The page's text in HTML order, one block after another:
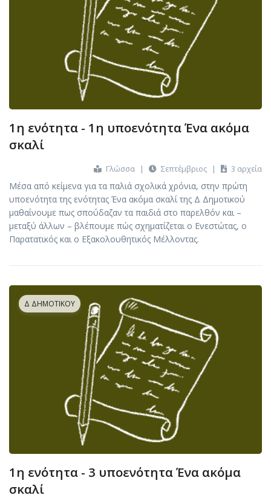
1η ενότητα - 1η υποενότητα Ένα ακόμα
σκαλί
Γλώσσα | Σεπτέμβριος | 3 αρχεία
Μέσα από κείμενα για τα παλιά σχολικά χρόνια, στην πρώτη
υποενότητα της ενότητας Ένα ακόμα σκαλί της Δ Δημοτικού
μαθαίνουμε πως σπούδαζαν τα παιδιά στο παρελθόν και –
μεταξύ άλλων – βλέπουμε πώς σχηματίζεται ο Ενεστώτας, ο
Παρατατικός και ο Εξακολουθητικός Μέλλοντας.
Δ ΔΗΜΟΤΙΚΟΎ
1η ενότητα - 3 υποενότητα Ένα ακόμα
σκαλί